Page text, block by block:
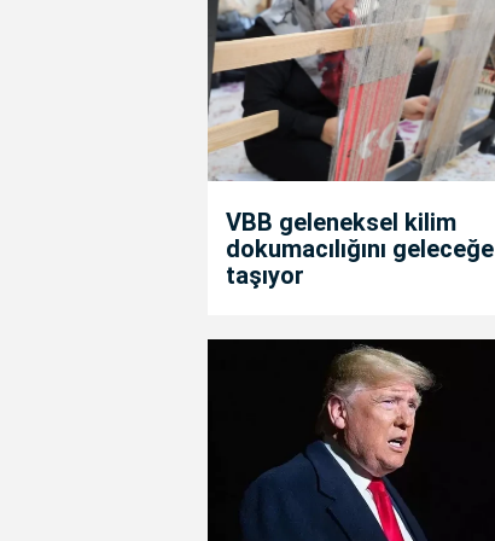
VBB geleneksel kilim
dokumacılığını geleceğe
taşıyor